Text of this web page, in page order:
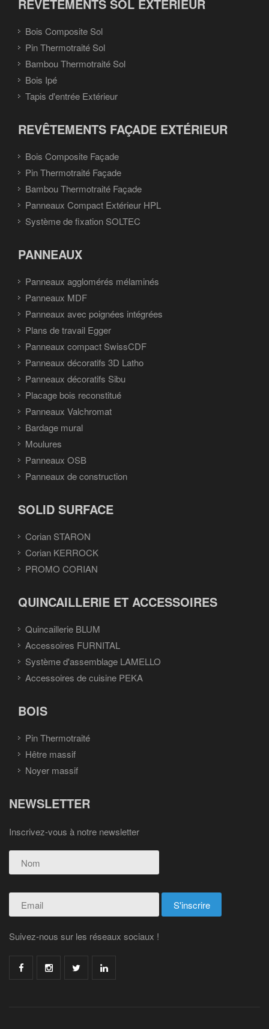
REVÊTEMENTS SOL EXTÉRIEUR
Bois Composite Sol
Pin Thermotraité Sol
Bambou Thermotraité Sol
Bois Ipé
Tapis d'entrée Extérieur
REVÊTEMENTS FAÇADE EXTÉRIEUR
Bois Composite Façade
Pin Thermotraité Façade
Bambou Thermotraité Façade
Panneaux Compact Extérieur HPL
Système de fixation SOLTEC
PANNEAUX
Panneaux agglomérés mélaminés
Panneaux MDF
Panneaux avec poignées intégrées
Plans de travail Egger
Panneaux compact SwissCDF
Panneaux décoratifs 3D Latho
Panneaux décoratifs Sibu
Placage bois reconstitué
Panneaux Valchromat
Bardage mural
Moulures
Panneaux OSB
Panneaux de construction
SOLID SURFACE
Corian STARON
Corian KERROCK
PROMO CORIAN
QUINCAILLERIE ET ACCESSOIRES
Quincaillerie BLUM
Accessoires FURNITAL
Système d'assemblage LAMELLO
Accessoires de cuisine PEKA
BOIS
Pin Thermotraité
Hêtre massif
Noyer massif
NEWSLETTER
Inscrivez-vous à notre newsletter
Suivez-nous sur les réseaux sociaux !